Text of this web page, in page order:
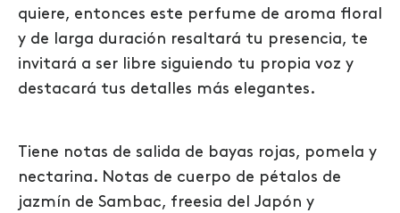
quiere, entonces este perfume de aroma floral
y de larga duración resaltará tu presencia, te
invitará a ser libre siguiendo tu propia voz y
destacará tus detalles más elegantes.
Tiene notas de salida de bayas rojas, pomela y
nectarina. Notas de cuerpo de pétalos de
jazmín de Sambac, freesia del Japón y